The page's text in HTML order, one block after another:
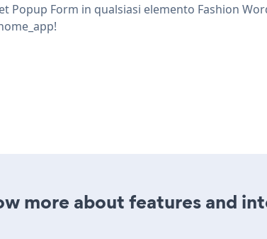
Popup Form in qualsiasi elemento Fashion
more about features and